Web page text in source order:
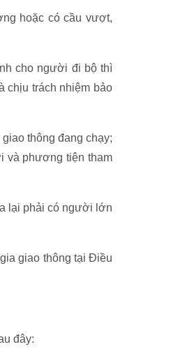
hoặc có cầu vượt,
cho người đi bộ thì
chịu trách nhiệm bảo
thông đang chạy;
và phương tiện tham
lại phải có người lớn
giao thông tại Điều
đây: